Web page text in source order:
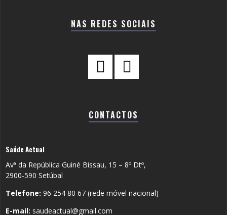
NAS REDES SOCIAIS
CONTACTOS
Saúde Actual
Avª da República Guiné Bissau, 15 – 8º Dtº,
2900-590 Setúbal
Telefone: 96 254 80 67 (rede móvel nacional)
E-mail: saudeactual@gmail.com